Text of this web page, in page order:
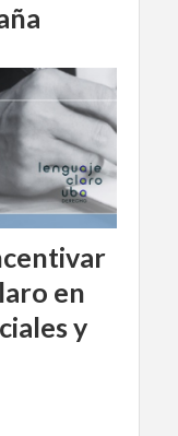
en
y